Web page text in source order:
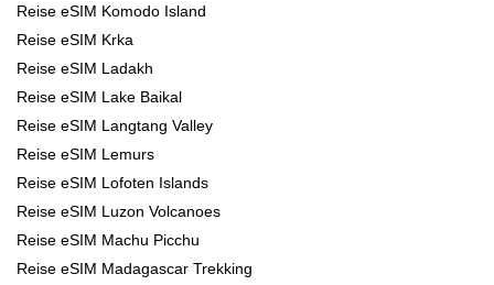
Reise eSIM Komodo Island
Reise eSIM Krka
Reise eSIM Ladakh
Reise eSIM Lake Baikal
Reise eSIM Langtang Valley
Reise eSIM Lemurs
Reise eSIM Lofoten Islands
Reise eSIM Luzon Volcanoes
Reise eSIM Machu Picchu
Reise eSIM Madagascar Trekking